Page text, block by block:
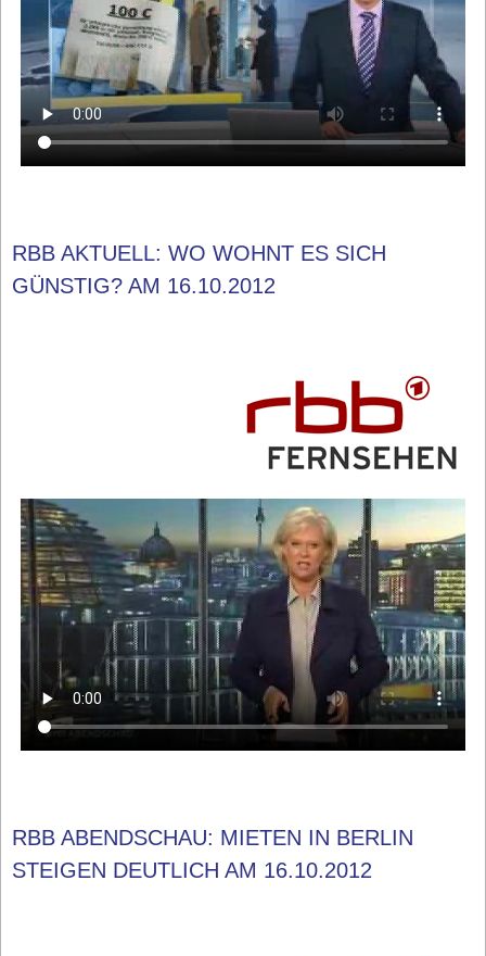
RBB AKTUELL: WO WOHNT ES SICH
GÜNSTIG? AM 16.10.2012
RBB ABENDSCHAU: MIETEN IN BERLIN
STEIGEN DEUTLICH AM 16.10.2012